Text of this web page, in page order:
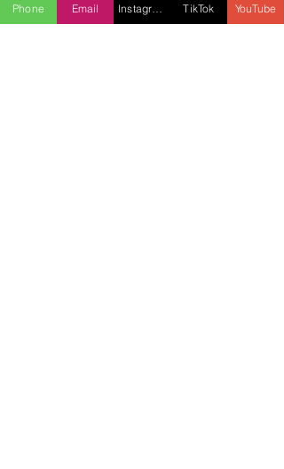
Phone Email TikTok YouTube